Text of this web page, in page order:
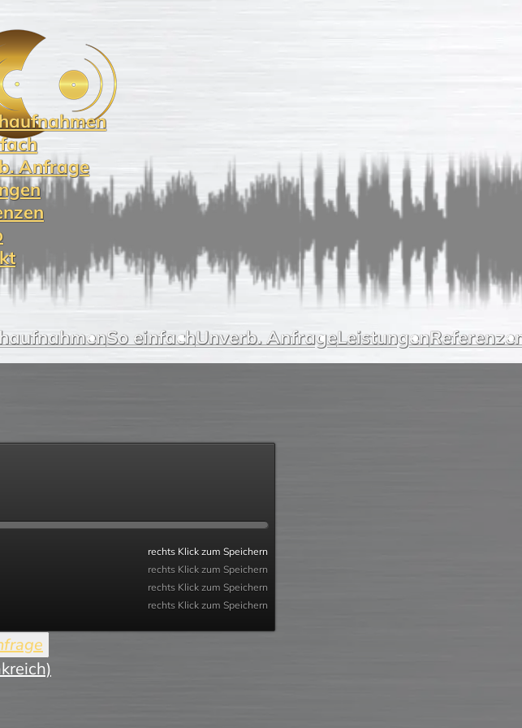
Anfrage
So einfachUnverb. AnfrageLeistungen
rechts Klick zum Speichern
rechts Klick zum Speichern
rechts Klick zum Speichern
rechts Klick zum Speichern